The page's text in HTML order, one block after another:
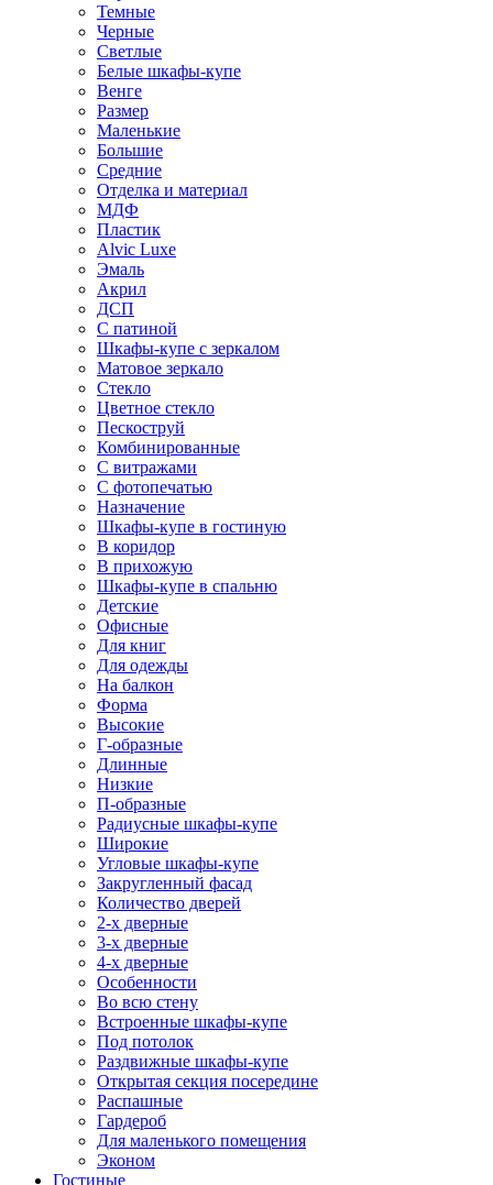
Темные
Черные
Светлые
Белые шкафы-купе
Венге
Размер
Маленькие
Большие
Средние
Отделка и материал
МДФ
Пластик
Alvic Luxe
Эмаль
Акрил
ДСП
С патиной
Шкафы-купе с зеркалом
Матовое зеркало
Стекло
Цветное стекло
Пескоструй
Комбинированные
С витражами
С фотопечатью
Назначение
Шкафы-купе в гостиную
В коридор
В прихожую
Шкафы-купе в спальню
Детские
Офисные
Для книг
Для одежды
На балкон
Форма
Высокие
Г-образные
Длинные
Низкие
П-образные
Радиусные шкафы-купе
Широкие
Угловые шкафы-купе
Закругленный фасад
Количество дверей
2-х дверные
3-х дверные
4-х дверные
Особенности
Во всю стену
Встроенные шкафы-купе
Под потолок
Раздвижные шкафы-купе
Открытая секция посередине
Распашные
Гардероб
Для маленького помещения
Эконом
Гостиные